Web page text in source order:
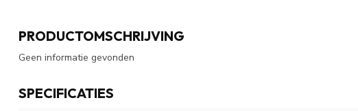
PRODUCTOMSCHRIJVING
Geen informatie gevonden
SPECIFICATIES